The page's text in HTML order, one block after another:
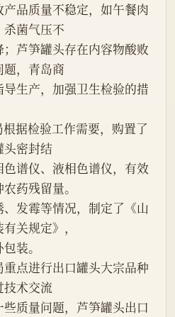
品质量不稳定，如午餐肉
菌气压不
芦笋罐头存在内容物酸败
，青岛商
生产，加强卫生检验的措
密封结
谱仪、液相色谱仪，有效
药残留量。
发霉等情况，制定了《山
关规定》，
装。
技术交流
质量问题，芦笋罐头出口